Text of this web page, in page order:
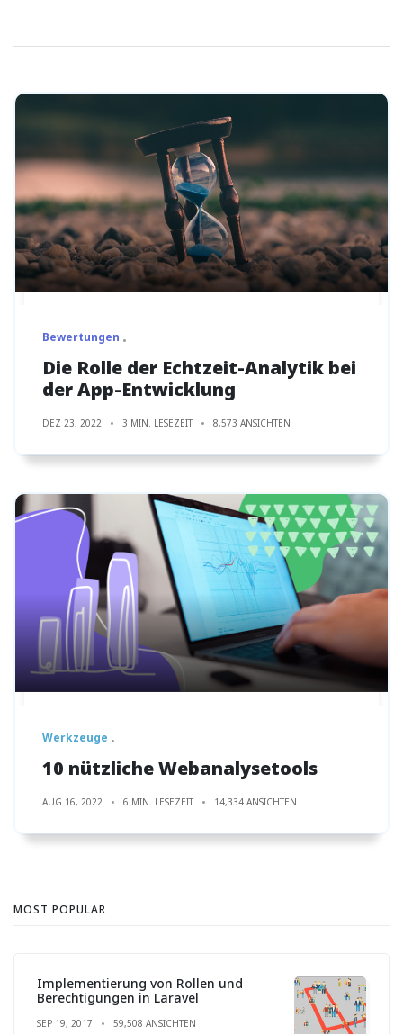
Bewertungen
Die Rolle der Echtzeit-Analytik bei
der App-Entwicklung
DEZ 23, 2022 3 MIN. LESEZEIT 8,573 ANSICHTEN
Werkzeuge
10 nützliche Webanalysetools
AUG 16, 2022 6 MIN. LESEZEIT 14,334 ANSICHTEN
MOST POPULAR
Implementierung von Rollen und
Berechtigungen in Laravel
SEP 19, 2017 59,508 ANSICHTEN